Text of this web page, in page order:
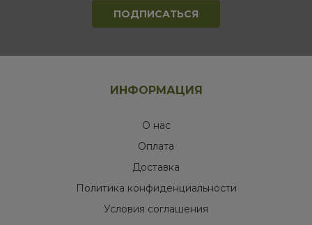
ИНФОРМАЦИЯ
О нас
Оплата
Доставка
Политика конфиденциальности
Условия соглашения